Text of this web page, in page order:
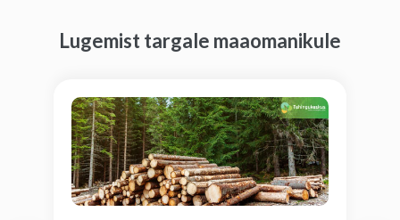
Lugemist targale maaomanikule